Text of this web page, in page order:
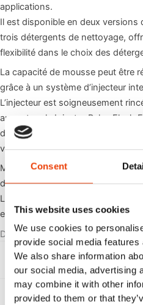
Consent
This website uses cookies
We use cookies to
provide social media
We also share information
our social media, advertising
may combine it with other
provided to them or that
applications.
Il est disponible en deux versions
trois détergents de nettoyage,
flexibilité dans le choix des
La capacité de mousse peut être
grâce à un système d’injecteur
L’injecteur est soigneusement
au protocole Injector Pulse Flush
de vie. MultiFoamer Pegasus est
vider le tuyau.
MultiFoamer Pegasus est doté
design très compact qui
Le MultiFoamer Pegasus doit être
et est contrôlé via la boîte à
Documents
Directions for use MultiFoamer
Spare par list 110005693